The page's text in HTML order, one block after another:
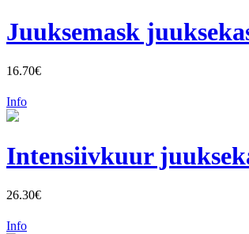
Juuksemask
16.70€
Info
Intensiivkuur
26.30€
Info